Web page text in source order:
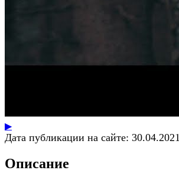
▶
Дата публикации на сайте: 30.04.2021
Описание